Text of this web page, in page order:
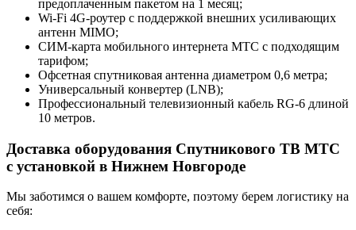
предоплаченным пакетом на 1 месяц;
Wi-Fi 4G-роутер с поддержкой внешних усиливающих
антенн MIMO;
СИМ-карта мобильного интернета МТС с подходящим
тарифом;
Офсетная спутниковая антенна диаметром 0,6 метра;
Универсальный конвертер (LNB);
Профессиональный телевизионный кабель RG-6 длиной
10 метров.
Доставка оборудования Спутникового ТВ МТС
с установкой в Нижнем Новгороде
Мы заботимся о вашем комфорте, поэтому берем логистику на
себя: